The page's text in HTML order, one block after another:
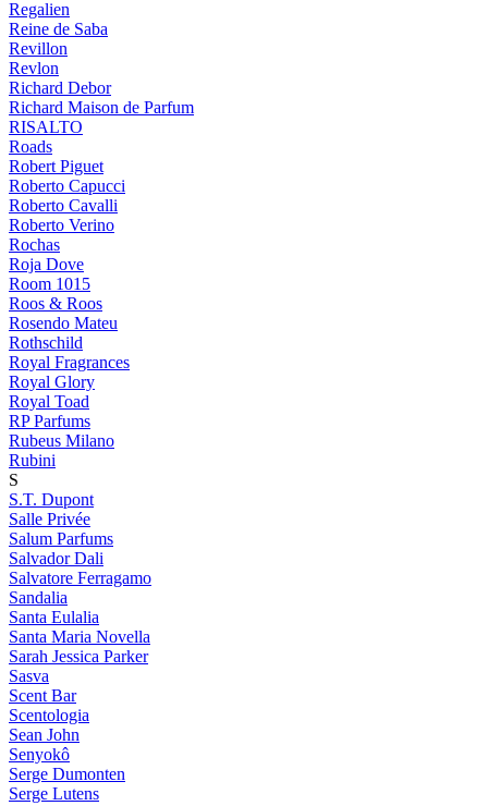
Regalien
Reine de Saba
Revillon
Revlon
Richard Debor
Richard Maison de Parfum
RISALTO
Roads
Robert Piguet
Roberto Capucci
Roberto Cavalli
Roberto Verino
Rochas
Roja Dove
Room 1015
Roos & Roos
Rosendo Mateu
Rothschild
Royal Fragrances
Royal Glory
Royal Toad
RP Parfums
Rubeus Milano
Rubini
S
S.T. Dupont
Salle Privée
Salum Parfums
Salvador Dali
Salvatore Ferragamo
Sandalia
Santa Eulalia
Santa Maria Novella
Sarah Jessica Parker
Sasva
Scent Bar
Scentologia
Sean John
Senyokô
Serge Dumonten
Serge Lutens